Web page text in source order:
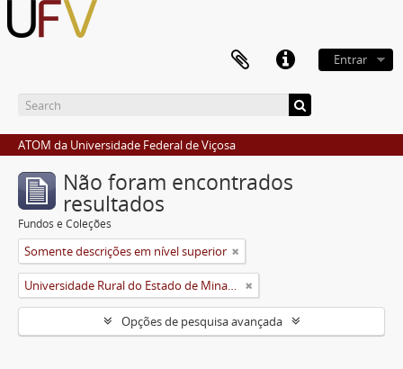
Entrar
ATOM da Universidade Federal de Viçosa
Não foram encontrados
resultados
Fundos e Coleções
Somente descrições em nível superior
Universidade Rural do Estado de Minas Gerais (Uremg)
Opções de pesquisa avançada